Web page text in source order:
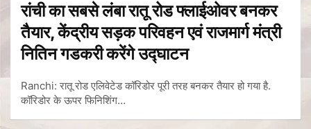
रांची का सबसे लंबा रातू रोड फ्लाईओवर बनकर
तैयार, केंद्रीय सड़क परिवहन एवं राजमार्ग मंत्री
नितिन गडकरी करेंगे उद्घाटन
Ranchi: रातू रोड एलिवेटेड कॉरिडोर पूरी तरह बनकर तैयार हो गया है.
कॉरिडोर के ऊपर फिनिशिंग…